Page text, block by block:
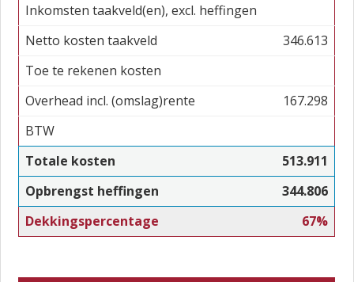
Inkomsten taakveld(en), excl. heffingen
Netto kosten taakveld
346.613
Toe te rekenen kosten
Overhead incl. (omslag)rente
167.298
BTW
Totale kosten
513.911
Opbrengst heffingen
344.806
Dekkingspercentage
67%